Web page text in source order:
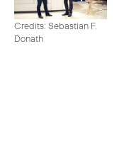
Credits: Sebastian F.
Donath